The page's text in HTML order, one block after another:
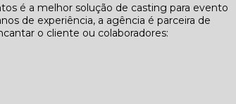
é a melhor solução de casting para evento
de experiência, a agência é parceira de
o cliente ou colaboradores: